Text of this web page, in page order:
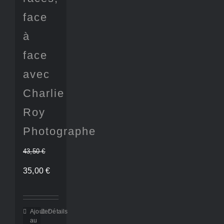
face
à
face
avec
Charlie
Roy
Photographe
43,50€
Le
initial
35,00€Le
actuel
Ajouter
au
Détails